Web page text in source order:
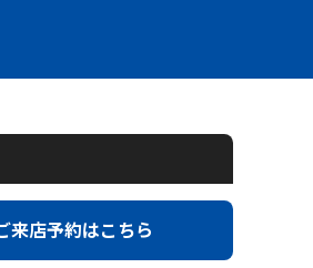
来店予約はこちら